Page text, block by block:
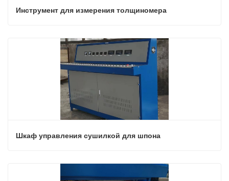
Инструмент для измерения толщиномера
Шкаф управления сушилкой для шпона